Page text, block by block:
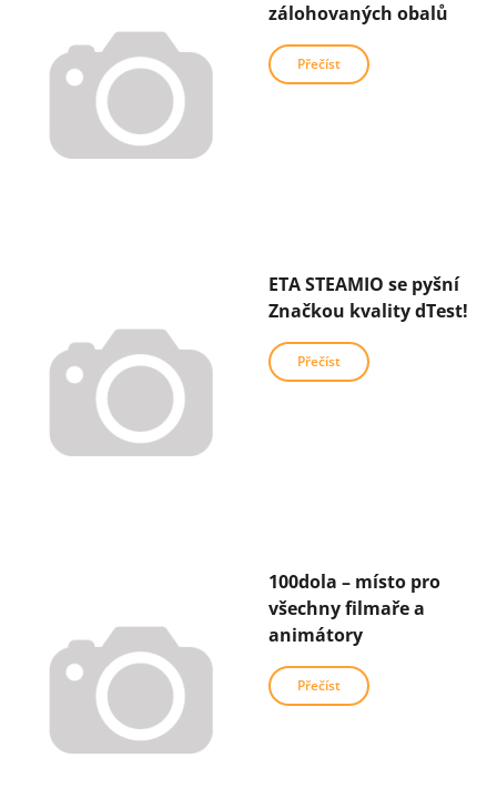
zálohovaných obalů
Přečíst
ETA STEAMIO se pyšní
Značkou kvality dTest!
Přečíst
100dola – místo pro
všechny filmaře a
animátory
Přečíst